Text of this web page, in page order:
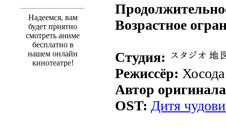
Надеемся, вам
будет приятно
смотреть аниме
бесплатно в
нашем онлайн
кинотеатре!
Возрастное
Студия:
Режиссёр:
Автор
OST: Дитя